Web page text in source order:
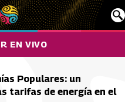
EN VIVO
Populares: un
tarifas de energía en el